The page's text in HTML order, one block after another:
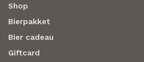
Shop
Bierpakket
Bier cadeau
Giftcard